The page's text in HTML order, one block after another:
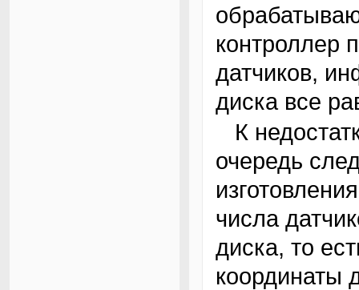
контроллер
датчиков,
диска все
К недостаткам абсолютного энкодера в первую
очередь
числа
диска, то
координаты